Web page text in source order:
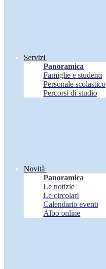
Servizi
Panoramica
Famiglie e studenti
Personale scolastico
Percorsi di studio
Novità
Panoramica
Le notizie
Le circolari
Calendario eventi
Albo online